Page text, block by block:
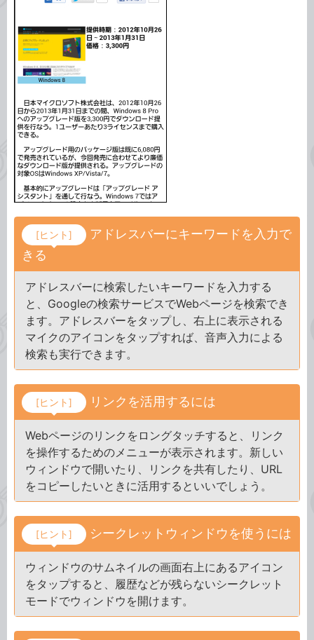
[ヒント]
アドレスバーにキーワードを入力で
きる
アドレスバーに検索したいキーワードを入力する
と、Googleの検索サービスでWebページを検索でき
ます。アドレスバーをタップし、右上に表示される
マイクのアイコンをタップすれば、音声入力による
検索も実行できます。
[ヒント] リンクを活用するには
Webページのリンクをロングタッチすると、リンク
を操作するためのメニューが表示されます。新しい
ウィンドウで開いたり、リンクを共有したり、URL
をコピーしたいときに活用するといいでしょう。
[ヒント] シークレットウィンドウを使うには
ウィンドウのサムネイルの画面右上にあるアイコン
をタップすると、履歴などが残らないシークレット
モードでウィンドウを開けます。